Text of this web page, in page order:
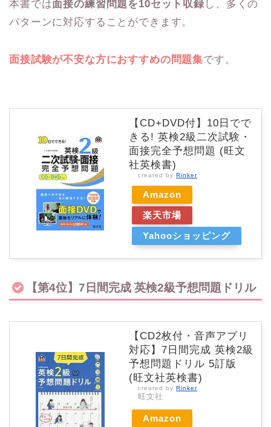
本書では面接の練習問題を10セット収録 し、多くの
パターンに対応することができます。
面接試験が不安な方におすすめの問題集です。
【CD+DVD付】10日でで
きる! 英検2級二次試験・
面接完全予想問題 (旺文
社英検書)
created by Rinker
Amazon
楽天市場
Yahooショッピング
【第4位】7日間完成 英検2級予想問題ドリル
【CD2枚付・音声アプリ
対応】7日間完成 英検2級
予想問題ドリル 5訂版
(旺文社英検書)
created by Rinker
旺文社
Amazon